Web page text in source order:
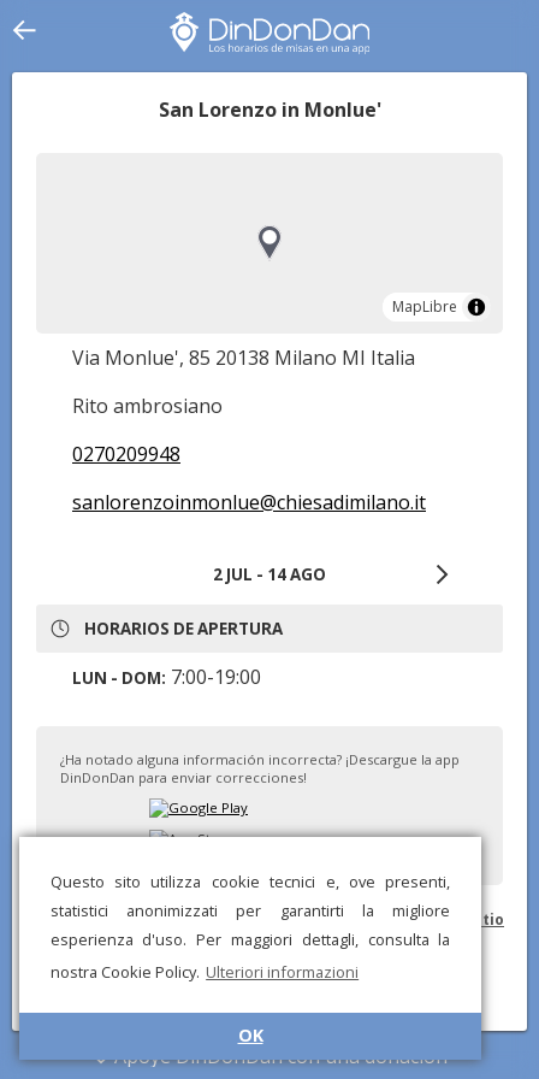
Questo sito utilizza cookie tecnici e, ove presenti,
statistici anonimizzati per garantirti la migliore
esperienza d'uso. Per maggiori dettagli, consulta la
nostra Cookie Policy. Ulteriori informazioni
OK
San Lorenzo in Monlue'
MapLibre
MapLibre
Via Monlue', 85 20138 Milano MI Italia
Rito ambrosiano
0270209948
sanlorenzoinmonlue@chiesadimilano.it
2 JUL - 14 AGO
HORARIOS DE APERTURA
LUN - DOM: 7:00-19:00
¿Ha notado alguna información incorrecta? ¡Descargue la app
DinDonDan para enviar correcciones!
© DinDonDan App 2026 –Política de privacidad –
Agrega a tu sitio
web
Apoye DinDonDan con una donación